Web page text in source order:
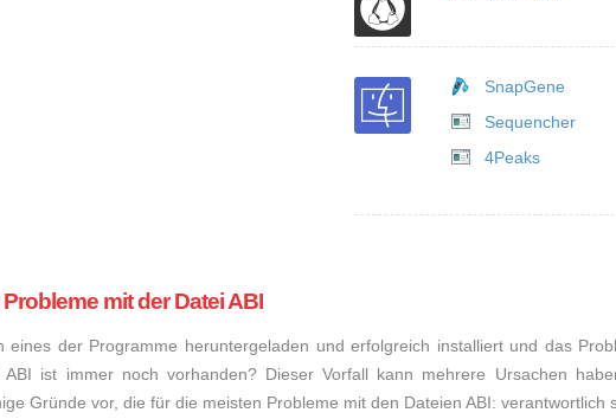
SnapGene
Sequencher
4Peaks
mit der Datei ABI
eines der Programme heruntergeladen und erfolgreich installiert und das
ABI ist immer noch vorhanden? Dieser Vorfall kann mehrere Ursachen
Gründe vor, die für die meisten Probleme mit den Dateien ABI: verantwortlich